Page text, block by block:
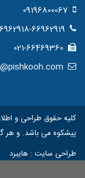
کلیه حقوق طراحی و
پیشکوه می باشد. و هر
طراحی سایت: هایبرد